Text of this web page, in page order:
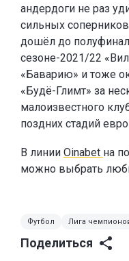
андердоги не раз
сильных
дошёл до
сезоне-2021/22
«Баварию» и тоже
«Будё-Глимт» за
малоизвестного
поздних стадий
В линии Oinabet на
можно выбрать
Футбол Лига
Поделиться